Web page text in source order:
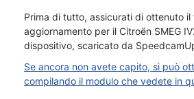
Prima di tutto, assicurati di ottenuto il
aggiornamento per il Citroën SMEG
dispositivo, scaricato da
Se ancora non avete capito, si può
compilando il modulo che vedete in